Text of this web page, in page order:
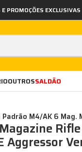
PROMOÇÕES EXCLUSIVAS
OUTROSSALDÃO
M4/AK 6 Mag.
Aggressor